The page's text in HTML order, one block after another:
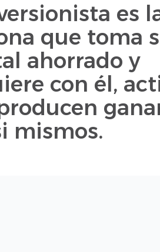
es
que toma
ahorrado y
con él,
mismos.